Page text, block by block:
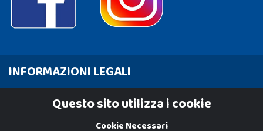
INFORMAZIONI LEGALI
Cookie PolicyQuesto sito utilizza i cookie
Cookie Necessari